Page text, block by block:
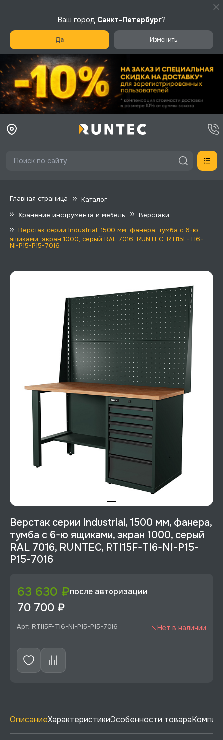
Ваш город Санкт-Петербург?
Да Изменить
Главная страница
Каталог
Хранение инструмента и мебель
Верстаки
Верстак серии Industrial, 1500 мм, фанера, тумба с 6-ю
ящиками, экран 1000, серый RAL 7016, RUNTEC, RTI15F-TI6-
NI-P15-P15-7016
Верстак серии Industrial, 1500 мм, фанера,
тумба с 6-ю ящиками, экран 1000, серый
RAL 7016, RUNTEC, RTI15F-TI6-NI-P15-
P15-7016
63 630 ₽после авторизации
70 700 ₽
Арт: RTI15F-TI6-NI-P15-P15-7016 Нет в наличии
ОписаниеХарактеристикиОсобенности товара